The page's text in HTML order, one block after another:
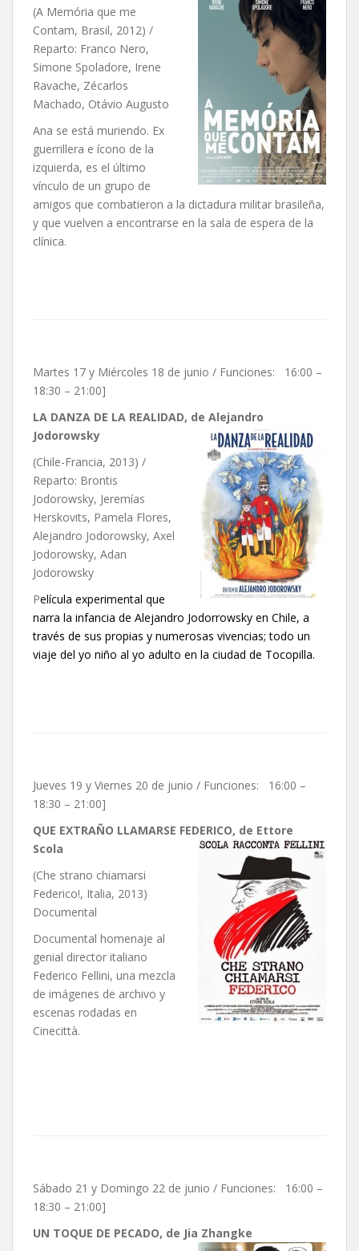
(A Memória que me
Contam, Brasil, 2012) /
Reparto: Franco Nero,
Simone Spoladore, Irene
Ravache, Zécarlos
Machado, Otávio Augusto
Ana se está muriendo. Ex
guerrillera e ícono de la
izquierda, es el último
vínculo de un grupo de
amigos que combatieron a la dictadura militar brasileña,
y que vuelven a encontrarse en la sala de espera de la
clínica.
Martes 17 y Miércoles 18 de junio / Funciones: 16:00 –
18:30 – 21:00]
LA DANZA DE LA REALIDAD, de Alejandro
Jodorowsky
(Chile-Francia, 2013) /
Reparto: Brontis
Jodorowsky, Jeremías
Herskovits, Pamela Flores,
Alejandro Jodorowsky, Axel
Jodorowsky, Adan
Jodorowsky
Película experimental que
narra la infancia de Alejandro Jodorrowsky en Chile, a
través de sus propias y numerosas vivencias; todo un
viaje del yo niño al yo adulto en la ciudad de Tocopilla.
Jueves 19 y Viernes 20 de junio / Funciones: 16:00 –
18:30 – 21:00]
QUE EXTRAÑO LLAMARSE FEDERICO, de Ettore
Scola
(Che strano chiamarsi
Federico!, Italia, 2013)
Documental
Documental homenaje al
genial director italiano
Federico Fellini, una mezcla
de imágenes de archivo y
escenas rodadas en
Cinecittà.
Sábado 21 y Domingo 22 de junio / Funciones: 16:00 –
18:30 – 21:00]
UN TOQUE DE PECADO, de Jia Zhangke